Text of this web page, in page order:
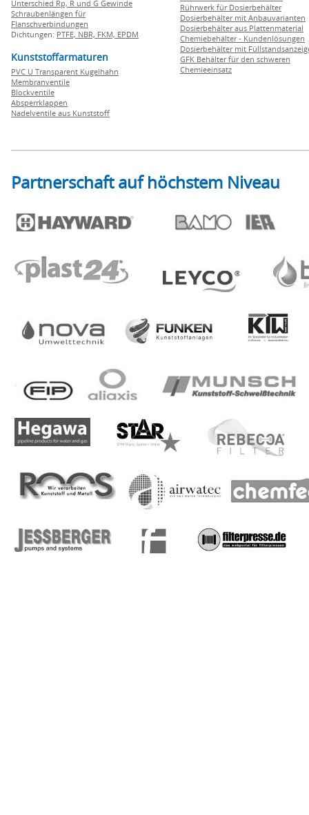
Unterschied Rp, R und G Gewinde
Schraubenlängen für
Flanschverbindungen
Dichtungen: PTFE, NBR, FKM, EPDM
Kunststoffarmaturen
PVC U Transparent Kugelhahn
Membranventile
Blockventile
Absperrklappen
Nadelventile aus Kunststoff
Rührwerk für Dosierbehälter
Dosierbehälter mit Anbauvarianten
Dosierbehälter aus Plattenmaterial
Chemiebehälter - Kundenlösungen
Dosierbehälter mit
GFK Behälter für den schweren
Chemieeinsatz
Partnerschaft auf höchstem Niveau